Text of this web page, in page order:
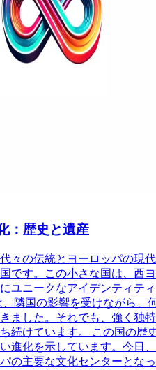
：歴史と遺産
々の伝統とヨーロッパの現
です。この小さな国は、西
ユニークなアイデンティテ
隣国の影響を受けながら、
ました。それでも、強く独
続けています。 この国の歴
進化を示しています。今日
の主要な文化センターとな